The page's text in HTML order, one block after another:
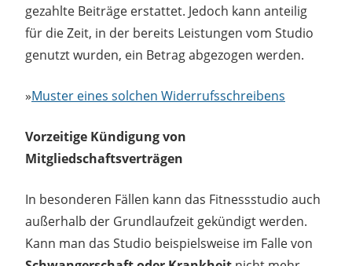
gezahlte Beiträge erstattet. Jedoch kann anteilig
für die Zeit, in der bereits Leistungen vom Studio
genutzt wurden, ein Betrag abgezogen werden.
»Muster eines solchen Widerrufsschreibens
Vorzeitige Kündigung von
Mitgliedschaftsverträgen
In besonderen Fällen kann das Fitnessstudio auch
außerhalb der Grundlaufzeit gekündigt werden.
Kann man das Studio beispielsweise im Falle von